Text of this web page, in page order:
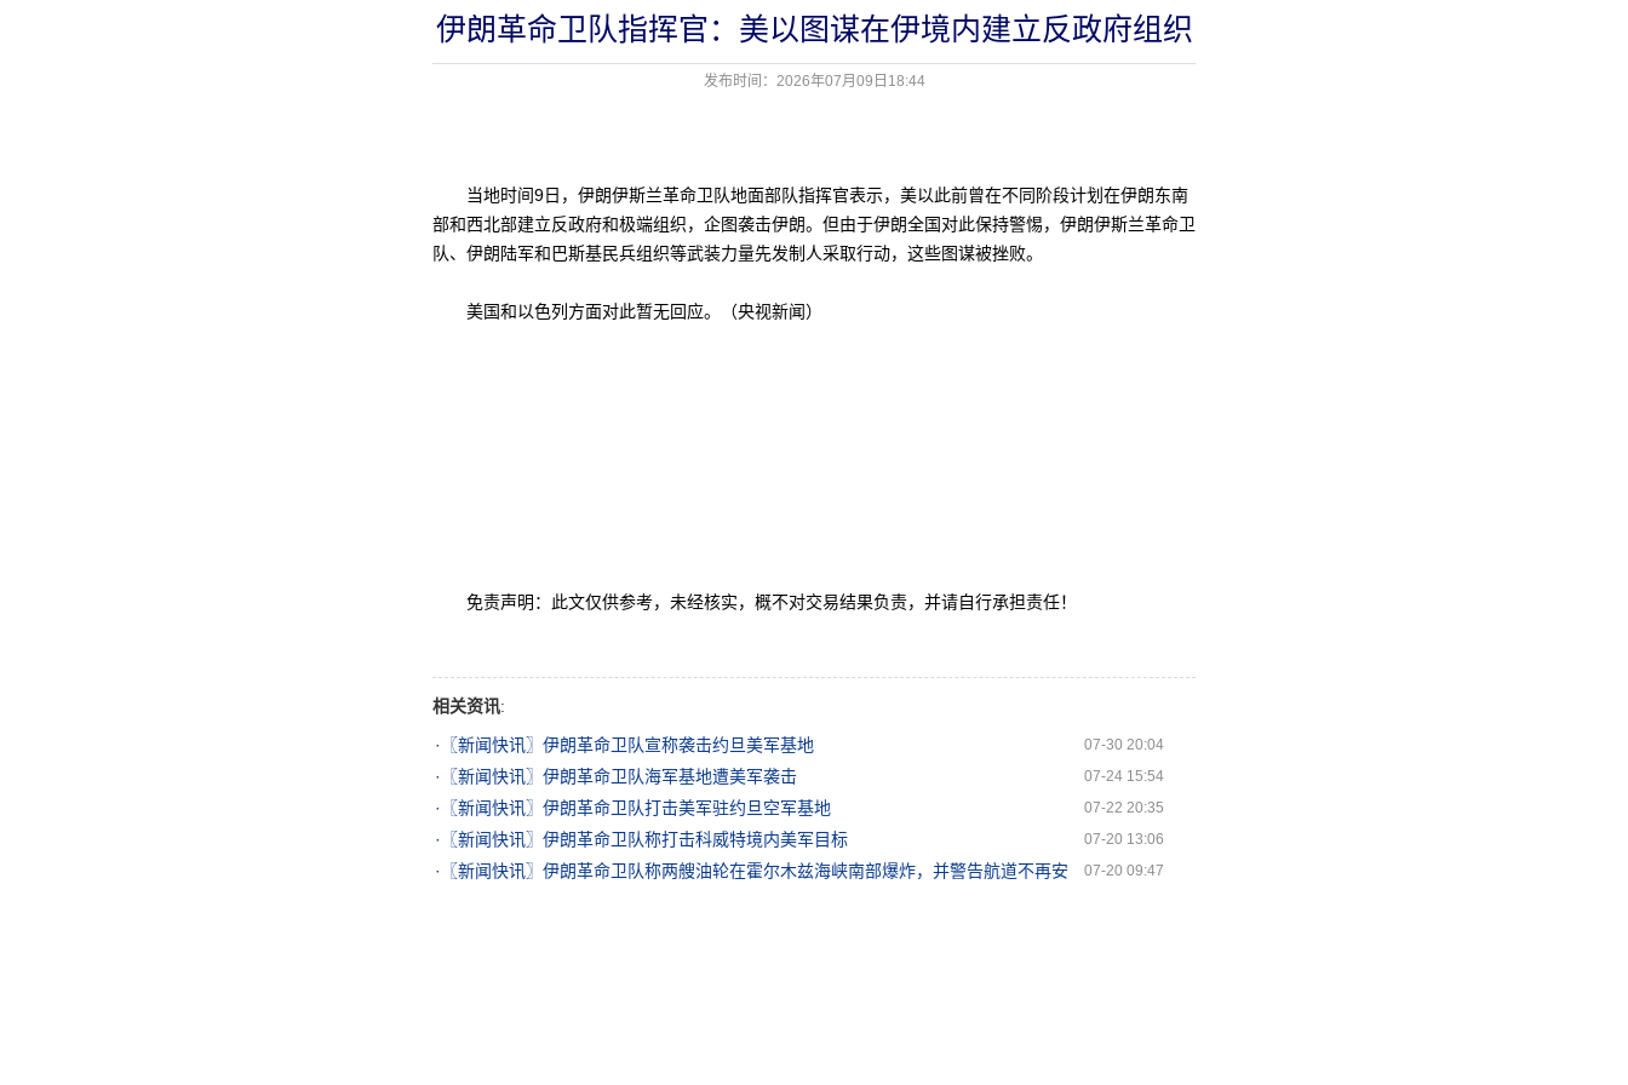
伊朗革命卫队指挥官：美以图谋在伊境内建立反政府组织
发布时间：2026年07月09日18:44
当地时间9日，伊朗伊斯兰革命卫队地面部队指挥官表示，美以此前曾在不同阶段计划在伊朗东南
部和西北部建立反政府和极端组织，企图袭击伊朗。但由于伊朗全国对此保持警惕，伊朗伊斯兰革命卫
队、伊朗陆军和巴斯基民兵组织等武装力量先发制人采取行动，这些图谋被挫败。
美国和以色列方面对此暂无回应。（央视新闻）
免责声明：此文仅供参考，未经核实，概不对交易结果负责，并请自行承担责任！
相关资讯:
·
〖新闻快讯〗伊朗革命卫队宣称袭击约旦美军基地 07-30 20:04
· 〖新闻快讯〗伊朗革命卫队海军基地遭美军袭击 07-24 15:54
· 〖新闻快讯〗伊朗革命卫队打击美军驻约旦空军基地 07-22 20:35
· 〖新闻快讯〗伊朗革命卫队称打击科威特境内美军目标 07-20 13:06
· 〖新闻快讯〗伊朗革命卫队称两艘油轮在霍尔木兹海峡南部爆炸，并警告航道不再安 07-20 09:47